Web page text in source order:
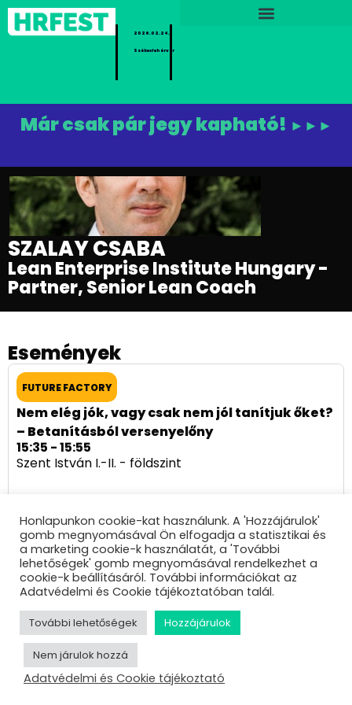
2026.02.24.
Székesfehérvár
Már csak pár jegy kapható! ►►►
SZALAY CSABA
Lean Enterprise Institute Hungary -
Partner, Senior Lean Coach
Események
FUTURE FACTORY
Nem elég jók, vagy csak nem jól tanítjuk őket?
– Betanításból versenyelőny
15:35 - 15:55
Szent István I.-II. - földszint
ÖSSZES ELŐADÓ
Honlapunkon cookie-kat használunk. A 'Hozzájárulok'
gomb megnyomásával Ön elfogadja a statisztikai és
a marketing cookie-k használatát, a 'További
lehetőségek' gomb megnyomásával rendelkezhet a
cookie-k beállításáról. További információkat az
Adatvédelmi és Cookie tájékoztatóban talál.
További lehetőségek Hozzájárulok
Nem járulok hozzá
Adatvédelmi és Cookie tájékoztató